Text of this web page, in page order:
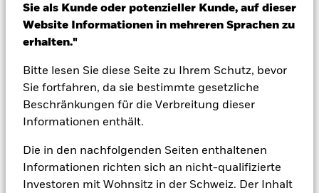
Sie als Kunde oder potenzieller Kunde, auf dieser
Website Informationen in mehreren Sprachen zu
erhalten."
Bitte lesen Sie diese Seite zu Ihrem Schutz, bevor
Sie fortfahren, da sie bestimmte gesetzliche
Beschränkungen für die Verbreitung dieser
Informationen enthält.
Die in den nachfolgenden Seiten enthaltenen
Informationen richten sich an nicht-qualifizierte
Investoren mit Wohnsitz in der Schweiz. Der Inhalt
© 2026 BlackRock, Inc. Sämtliche Rechte vorbehalten.